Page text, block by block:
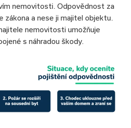
nemovitosti. Odpovědnost za
zákona a nese ji majitel objektu.
nemovitosti umožňuje
s náhradou škody.